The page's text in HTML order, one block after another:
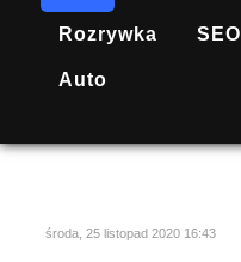
Rozrywka SEO
Auto
środa, 25 listopad 2020 16:43